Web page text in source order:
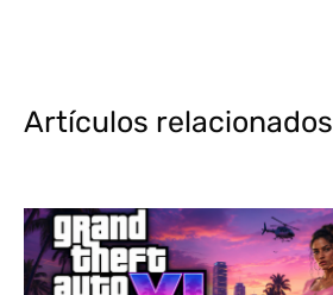
Artículos relacionados